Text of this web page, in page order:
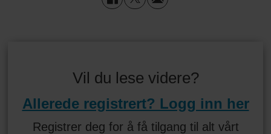
Vil du lese videre?
Allerede registrert? Logg inn her
Registrer deg for å få tilgang til alt vårt